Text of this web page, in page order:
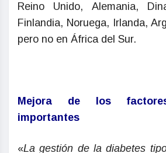
Reino Unido, Alemania,
Finlandia, Noruega, Irlanda,
pero no en África del Sur.
Mejora de los
importantes
«La gestión de la diabetes